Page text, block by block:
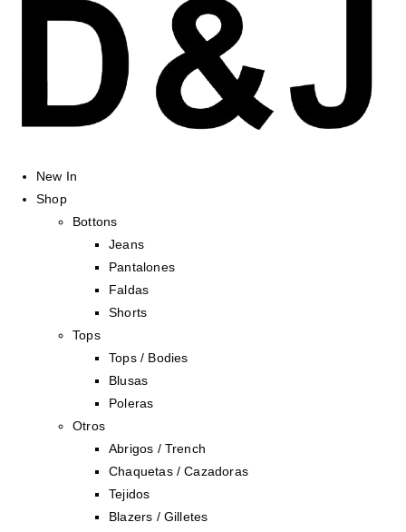
New In
Shop
Bottons
Jeans
Pantalones
Faldas
Shorts
Tops
Tops / Bodies
Blusas
Poleras
Otros
Abrigos / Trench
Chaquetas / Cazadoras
Tejidos
Blazers / Gilletes